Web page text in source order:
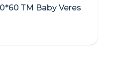
ТМ Baby Veres